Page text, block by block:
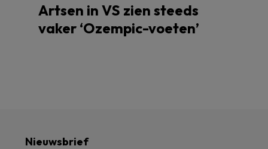
Artsen in VS zien steeds
vaker ‘Ozempic-voeten’
Nieuwsbrief